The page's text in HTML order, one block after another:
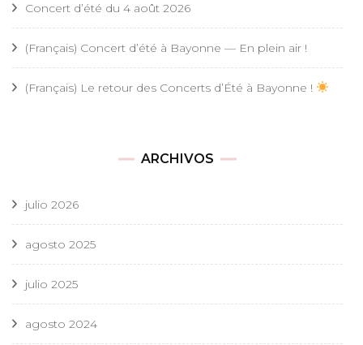
Concert d’été du 4 août 2026
(Français) Concert d’été à Bayonne — En plein air !
(Français) Le retour des Concerts d’Été à Bayonne !
ARCHIVOS
julio 2026
agosto 2025
julio 2025
agosto 2024